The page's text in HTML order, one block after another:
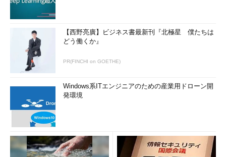
【西野亮廣】ビジネス書最新刊『北極星 僕たちは
どう働くか』
PR(FINCHI on GOETHE)
Windows系ITエンジニアのための産業用ドローン開
発環境